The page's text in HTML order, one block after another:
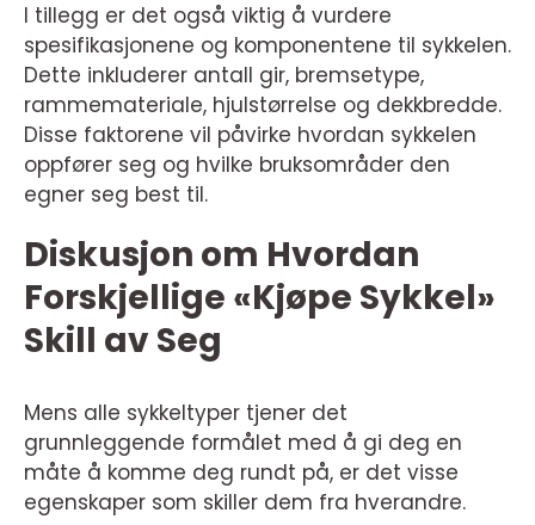
I tillegg er det også viktig å vurdere
spesifikasjonene og komponentene til sykkelen.
Dette inkluderer antall gir, bremsetype,
rammemateriale, hjulstørrelse og dekkbredde.
Disse faktorene vil påvirke hvordan sykkelen
oppfører seg og hvilke bruksområder den
egner seg best til.
Diskusjon om Hvordan
Forskjellige «Kjøpe Sykkel»
Skill av Seg
Mens alle sykkeltyper tjener det
grunnleggende formålet med å gi deg en
måte å komme deg rundt på, er det visse
egenskaper som skiller dem fra hverandre.